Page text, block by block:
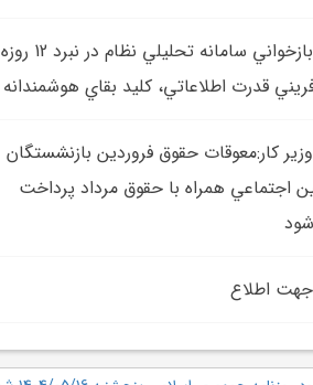
بازخواني سامانه تحليلي نظام در نبرد 12 روزه
قدرت اطلاعاتي، کليد بقاي هوشمندانه
وزير کار:معوقات حقوق فروردين بازنشستگان
اجتماعي همراه با حقوق مرداد پرداخت
جهت اطلاع